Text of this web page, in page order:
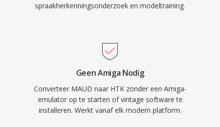
spraakherkenningsonderzoek en modeltraining.
Geen Amiga Nodig
Converteer MAUD naar HTK zonder een Amiga-
emulator op te starten of vintage software te
installeren. Werkt vanaf elk modern platform.